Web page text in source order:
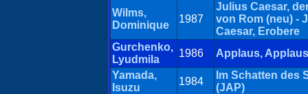
Wilms,
Dominique
1987
Julius Caesar,
von Rom (neu) -
Caesar, Erobere
Gurchenko,
Lyudmila
1986
Applaus,
Yamada,
Isuzu
1984
Im Schatten des
(JAP)